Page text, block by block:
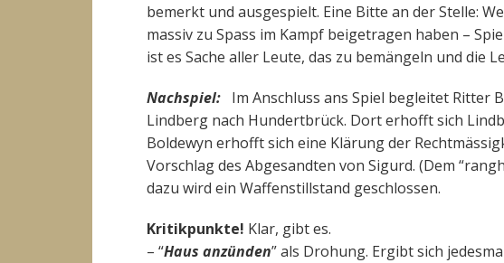
bemerkt und ausgespielt. Eine Bitte an der Stelle:
massiv zu Spass im Kampf beigetragen haben –
ist es Sache aller Leute, das zu bemängeln und die
Nachspiel: Im Anschluss ans Spiel begleitet Ritter
Lindberg nach Hundertbrück. Dort erhofft sich
Boldewyn erhofft sich eine Klärung der
Vorschlag des Abgesandten von Sigurd. (Dem
dazu wird ein Waffenstillstand geschlossen.
Kritikpunkte! Klar, gibt es.
– “Haus anzünden” als Drohung. Ergibt sich